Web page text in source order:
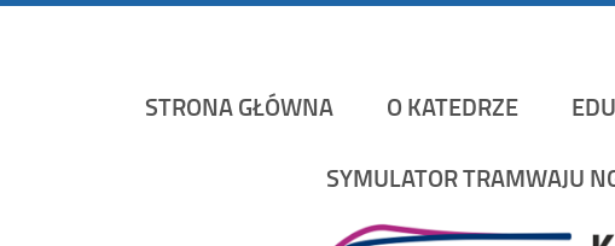
STRONA GŁÓWNA O KATEDRZE
SYMULATOR TRAMWAJU